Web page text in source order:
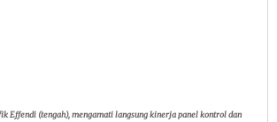
Effendi (tengah), mengamati langsung kinerja panel kontrol dan